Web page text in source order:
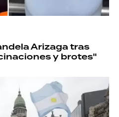
Arizaga tras
y brotes"